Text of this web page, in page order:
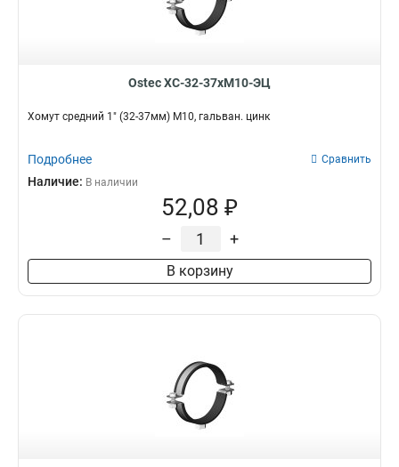
Ostec ХС-32-37хМ10-ЭЦ
Хомут средний 1" (32-37мм) М10, гальван. цинк
Подробнее Сравнить
Наличие: В наличии
52,08 ₽
– +
В корзину